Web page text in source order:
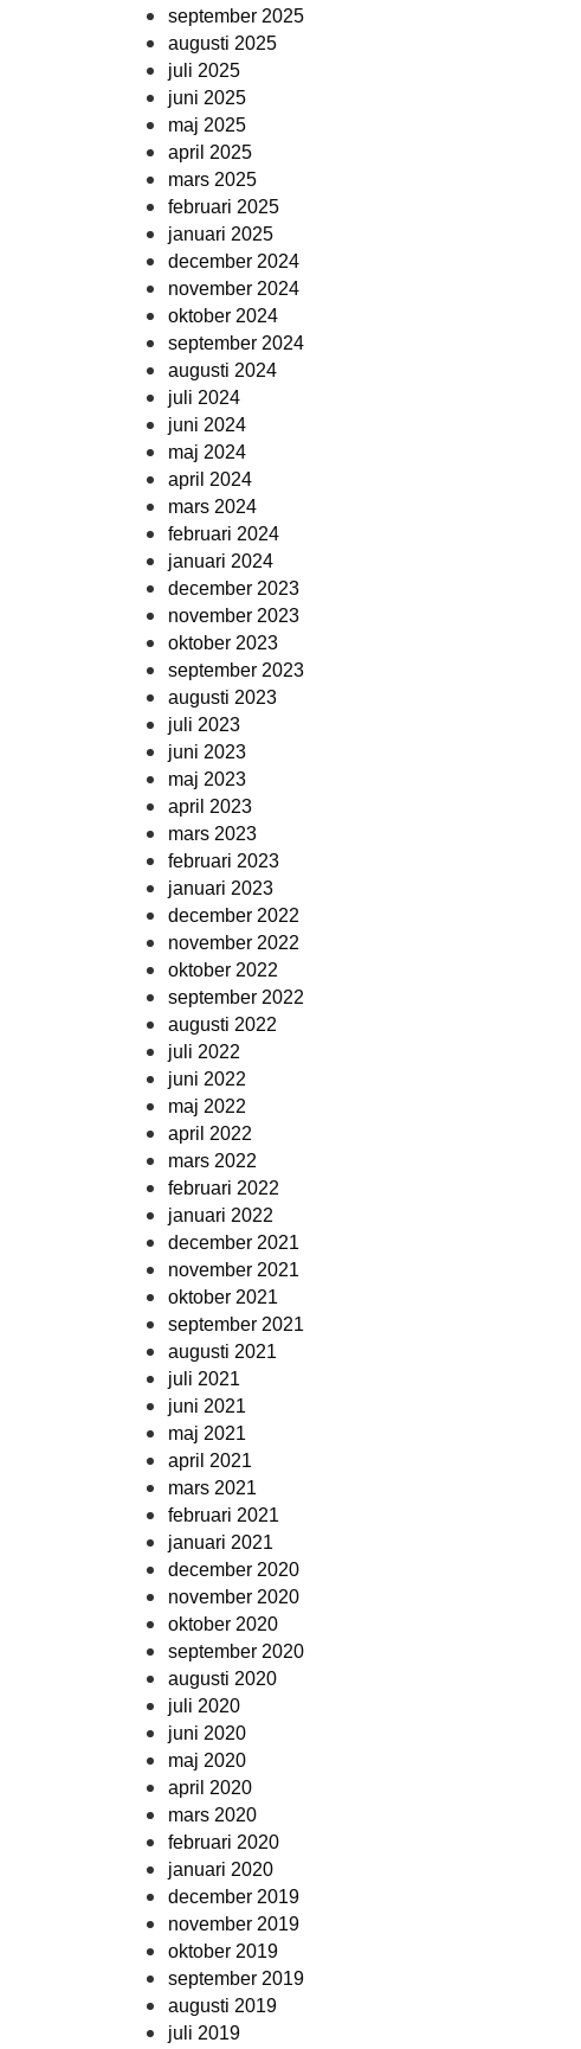
september 2025
augusti 2025
juli 2025
juni 2025
maj 2025
april 2025
mars 2025
februari 2025
januari 2025
december 2024
november 2024
oktober 2024
september 2024
augusti 2024
juli 2024
juni 2024
maj 2024
april 2024
mars 2024
februari 2024
januari 2024
december 2023
november 2023
oktober 2023
september 2023
augusti 2023
juli 2023
juni 2023
maj 2023
april 2023
mars 2023
februari 2023
januari 2023
december 2022
november 2022
oktober 2022
september 2022
augusti 2022
juli 2022
juni 2022
maj 2022
april 2022
mars 2022
februari 2022
januari 2022
december 2021
november 2021
oktober 2021
september 2021
augusti 2021
juli 2021
juni 2021
maj 2021
april 2021
mars 2021
februari 2021
januari 2021
december 2020
november 2020
oktober 2020
september 2020
augusti 2020
juli 2020
juni 2020
maj 2020
april 2020
mars 2020
februari 2020
januari 2020
december 2019
november 2019
oktober 2019
september 2019
augusti 2019
juli 2019